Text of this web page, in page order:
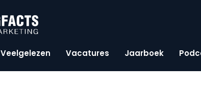
Veelgelezen Vacatures Jaarboek